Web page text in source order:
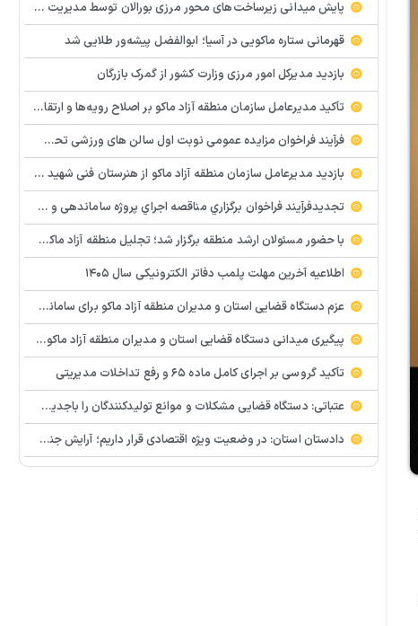
پایش میدانی زیرساخت‌های محور مرزی بورالان توسط مدیریت امور شهری و روستایی سازمان منطقه آزاد ماکو ‌
قهرمانی ستاره ماکویی در آسیا؛ ابوالفضل پیشه‌ور طلایی شد
بازدید مدیرکل امور مرزی وزارت کشور از گمرک بازرگان
تأکید مدیرعامل سازمان منطقه آزاد ماکو بر اصلاح رویه‌ها و ارتقای جایگاه مرز بازرگان
فرآيند فراخوان مزایده عمومي نوبت اول سالن های ورزشی تحت اختیار منطقه آزاد ماکو در شهرهای بازرگان – شوط و پلدشت
بازدید مدیرعامل سازمان منطقه آزاد ماکو از هنرستان فنی شهید پیر احمدی؛ بررسی میدانی مشکلات و موانع آموزشی
تجدیدفرآيند فراخوان برگزاري مناقصه اجراي پروژه ساماندهي و زيباسازي بلوار پليس راه ماكو
با حضور مسئولان ارشد منطقه برگزار شد؛ تجلیل منطقه آزاد ماکو از معلمان نمونه و تأکید بر هوشمندسازی مدارس
اطلاعیه آخرین مهلت پلمب دفاتر الکترونیکی سال ۱۴۰۵
عزم دستگاه قضایی استان و مدیران منطقه آزاد ماکو برای ساماندهی و رفع سریع مشکلات پایانه مرزی و گمرک بازرگان
پیگیری میدانی دستگاه قضایی استان و مدیران منطقه آزاد ماکو و استان برای رفع سریع مشکلات واحدهای تولیدی و سرمایه گذاری
تأکید گروسی بر اجرای کامل ماده ۶۵ و رفع تداخلات مدیریتی
عتباتی: دستگاه قضایی مشکلات و موانع تولیدکنندگان را باجدیت پیگیری می کند
دادستان استان: در وضعیت ویژه اقتصادی قرار داریم؛ آرایش جنگی در حوزه تولید ضروری است